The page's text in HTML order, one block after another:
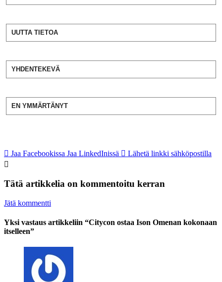
UUTTA TIETOA
YHDENTEKEVÄ
EN YMMÄRTÄNYT
Jaa Facebookissa Jaa LinkedInissä Lähetä linkki sähköpostilla
Tätä artikkelia on kommentoitu kerran
Jätä kommentti
Yksi vastaus artikkeliin “Citycon ostaa Ison Omenan kokonaan
itselleen”